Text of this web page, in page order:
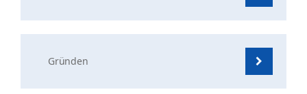
Gründen